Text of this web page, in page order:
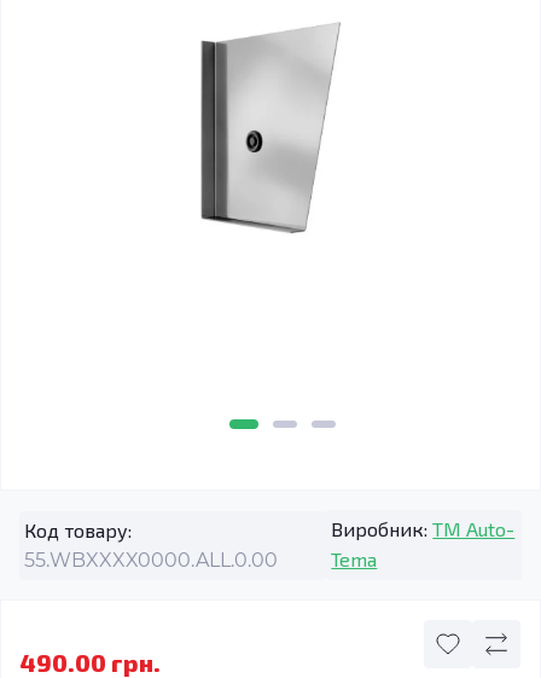
Код товару:
55.WBXXXX0000.ALL.0.00
Виробник: TM Auto-
Tema
490.00 грн.